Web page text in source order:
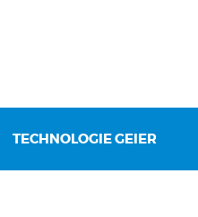
TECHNOLOGIE GEIER